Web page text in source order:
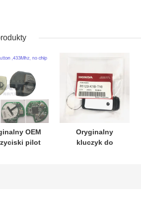
OEM
pilot
Oryginalny
kluczyk do